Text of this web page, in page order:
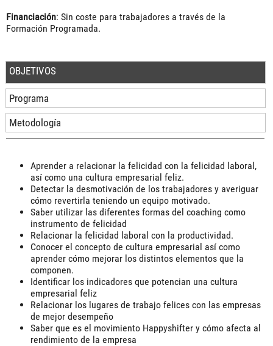
Financiación: Sin coste para trabajadores a través de la
Formación Programada.
OBJETIVOS
Programa
Metodología
Aprender a relacionar la felicidad con la felicidad laboral,
así como una cultura empresarial feliz.
Detectar la desmotivación de los trabajadores y averiguar
cómo revertirla teniendo un equipo motivado.
Saber utilizar las diferentes formas del coaching como
instrumento de felicidad
Relacionar la felicidad laboral con la productividad.
Conocer el concepto de cultura empresarial así como
aprender cómo mejorar los distintos elementos que la
componen.
Identificar los indicadores que potencian una cultura
empresarial feliz
Relacionar los lugares de trabajo felices con las empresas
de mejor desempeño
Saber que es el movimiento Happyshifter y cómo afecta al
rendimiento de la empresa